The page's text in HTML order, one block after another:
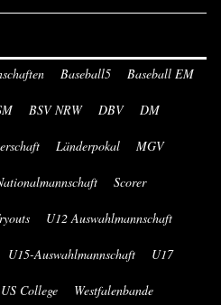
Baseball5 Baseball EM
BSV NRW DBV DM
Länderpokal MGV
Scorer
U12 Auswahlmannschaft
U15-Auswahlmannschaft U17
US College Westfalenbande